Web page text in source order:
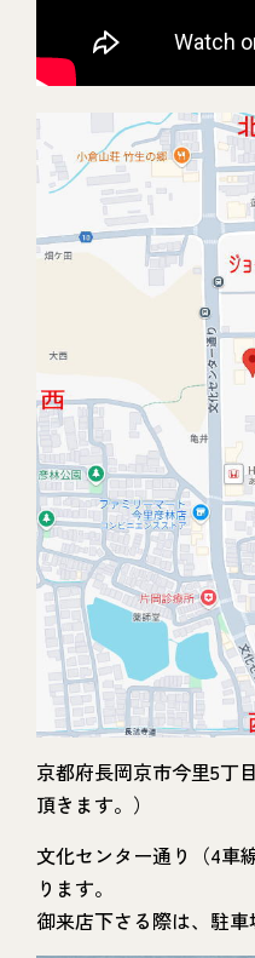
京都府長岡京市今里5丁
頂きます。）
文化センター通り（4車
ります。
御来店下さる際は、駐車